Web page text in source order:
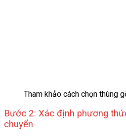
Tham khảo cách chọn thùng
Bước 2: Xác định phương
chuyển